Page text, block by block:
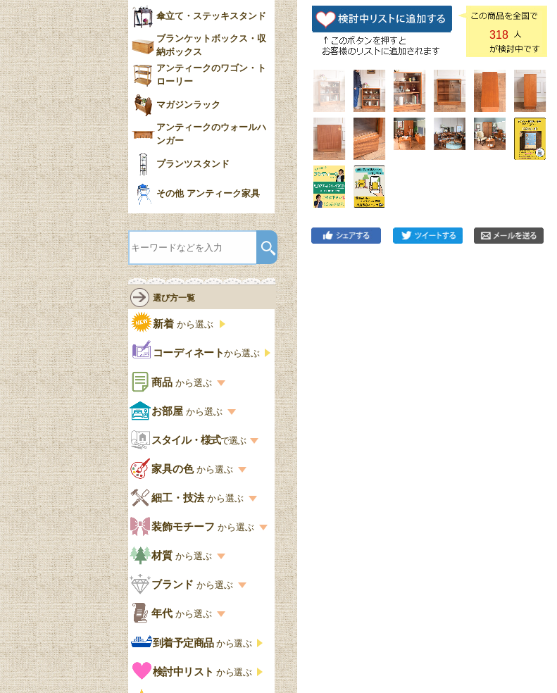
318
傘立て・ステッキスタンド
ブランケットボックス・収
納ボックス
アンティークのワゴン・ト
ローリー
マガジンラック
アンティークのウォールハ
ンガー
プランツスタンド
その他 アンティーク家具
選び方一覧
新着 から選ぶ
コーディネートから選ぶ
商品 から選ぶ
商品一覧を見る
収納家具
書棚
デスクおしゃれ
食器棚おしゃれ
木製ワゴン
ェア
洋服タンス
お部屋 から選ぶ
お部屋から選ぶ一覧
リビング
キッチン・ダイニング
スタイル・様式で選ぶ
スタイル一覧
英国アンティーク
英国クラシック
式
家具の色から選ぶ
家具の色一覧
カスタード色
アップルパイ色
細工・技法 から選ぶ
細工・技法の一覧
象嵌・マーケットリー
寄木・パーケットリー
装飾モチーフ から選ぶ
模様の一覧
ペディメント
コーニス
グ
ストラップワーク
材質 から選ぶ
材質の一覧
オーク材
マホガニー
ブランド から選ぶ
ブランド一覧
Handleオリジナル
ウィリアムモリス
年代 から選ぶ
年代別の一覧
アンティーク
到着予定商品から選ぶ
検討中リスト から選ぶ